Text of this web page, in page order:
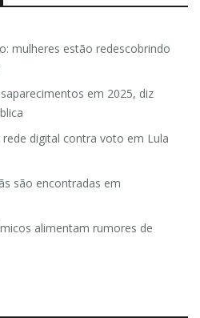
mulheres estão redescobrindo
em 2025, diz
rede digital contra voto em Lula
são encontradas em
alimentam rumores de